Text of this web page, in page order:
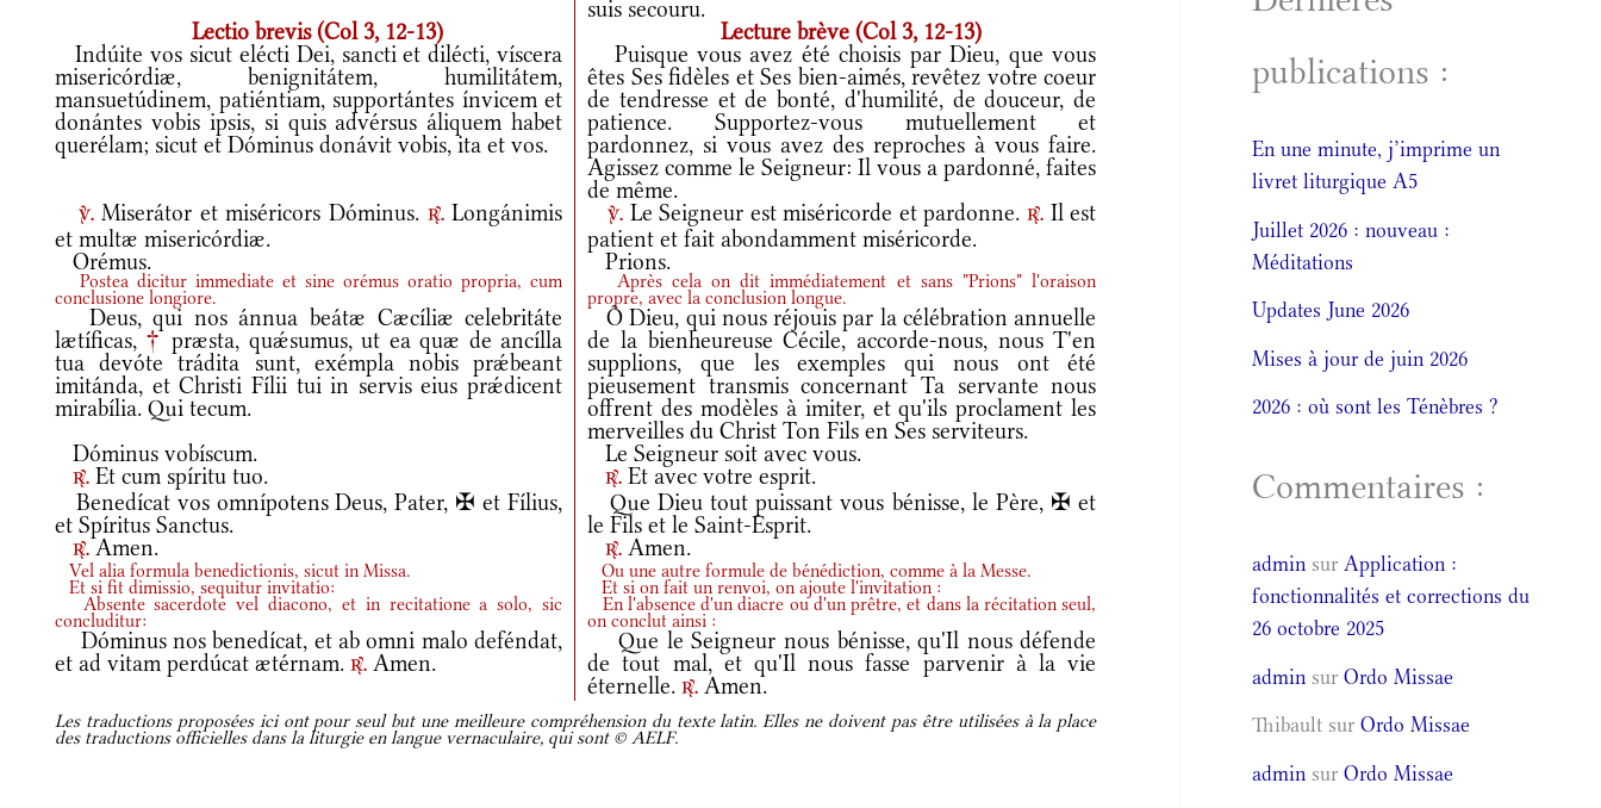
suis secouru.
Lectio brevis (Col 3, 12-13)
Lecture brève (Col 3, 12-13)
Indúite vos sicut elécti Dei, sancti et dilécti, víscera
misericórdiæ, benignitátem, humilitátem,
mansuetúdinem, patiéntiam, supportántes ínvicem et
donántes vobis ipsis, si quis advérsus áliquem habet
querélam; sicut et Dóminus donávit vobis, ita et vos.
Puisque vous avez été choisis par Dieu, que vous
êtes Ses fidèles et Ses bien-aimés, revêtez votre coeur
de tendresse et de bonté, d'humilité, de douceur, de
patience. Supportez-vous mutuellement et
pardonnez, si vous avez des reproches à vous faire.
Agissez comme le Seigneur: Il vous a pardonné, faites
de même.
v.Miserátor et miséricors Dóminus. r.Longánimis
et multæ misericórdiæ.
v.Le Seigneur est miséricorde et pardonne.r. Il est
patient et fait abondamment miséricorde.
Orémus.
Prions.
Postea dicitur immediate et sine orémus oratio propria, cum
conclusione longiore.
Après cela on dit immédiatement et sans "Prions" l'oraison
propre, avec la conclusion longue.
Deus, qui nos ánnua beátæ Cæcíliæ celebritáte
lætíficas, †præsta, quǽsumus, ut ea quæ de ancílla
tua devóte trádita sunt, exémpla nobis prǽbeant
imitánda, et Christi Fílii tui in servis eius prǽdicent
mirabília. Qui tecum.
Ô Dieu, qui nous réjouis par la célébration annuelle
de la bienheureuse Cécile, accorde-nous, nous T'en
supplions, que les exemples qui nous ont été
pieusement transmis concernant Ta servante nous
offrent des modèles à imiter, et qu'ils proclament les
merveilles du Christ Ton Fils en Ses serviteurs.
Dóminus vobíscum.
Le Seigneur soit avec vous.
r. Et cum spíritu tuo. r. Et avec votre esprit.
Benedícat vos omnípotens Deus, Pater, ✠ et Fílius,
et Spíritus Sanctus.
Que Dieu tout puissant vous bénisse, le Père, ✠ et
le Fils et le Saint-Esprit.
r.Amen. r. Amen.
Vel alia formula benedictionis, sicut in Missa. Ou une autre formule de bénédiction, comme à la Messe.
Et si fit dimissio, sequitur invitatio: Et si on fait un renvoi, on ajoute l'invitation :
Absente sacerdote vel diacono, et in recitatione a solo, sic
concluditur:
En l'absence d'un diacre ou d'un prêtre, et dans la récitation seul,
on conclut ainsi :
Dóminus nos benedícat, et ab omni malo deféndat,
et ad vitam perdúcat ætérnam. r. Amen.
Que le Seigneur nous bénisse, qu'Il nous défende
de tout mal, et qu'Il nous fasse parvenir à la vie
éternelle.r. Amen.
Les traductions proposées ici ont pour seul but une meilleure compréhension du texte latin. Elles ne doivent pas être utilisées à la place
des traductions officielles dans la liturgie en langue vernaculaire, qui sont © AELF.
publications :
En une minute, j’imprime un
livret liturgique A5
Juillet 2026 : nouveau :
Méditations
Updates June 2026
Mises à jour de juin 2026
2026 : où sont les Ténèbres ?
Commentaires :
admin surApplication :
fonctionnalités et corrections du
26 octobre 2025
admin surOrdo Missae
Thibault surOrdo Missae
admin surOrdo Missae